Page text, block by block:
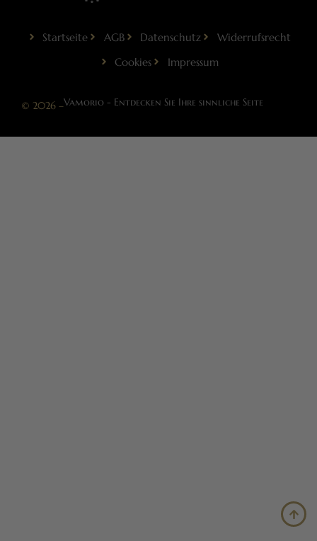
Startseite AGB Datenschutz
Widerrufsrecht
Cookies
Impressum
© 2026 –Vamorio - Entdecken Sie Ihre sinnliche Seite